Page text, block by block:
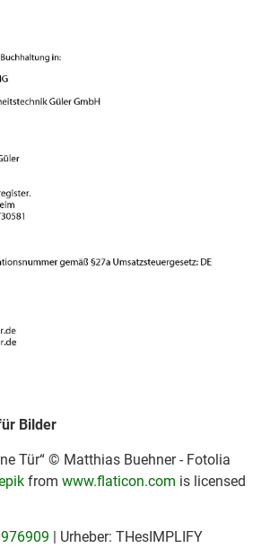
Bilder
Tür“ © Matthias Buehner - Fotolia
from www.flaticon.com is licensed
| Urheber: THesIMPLIFY